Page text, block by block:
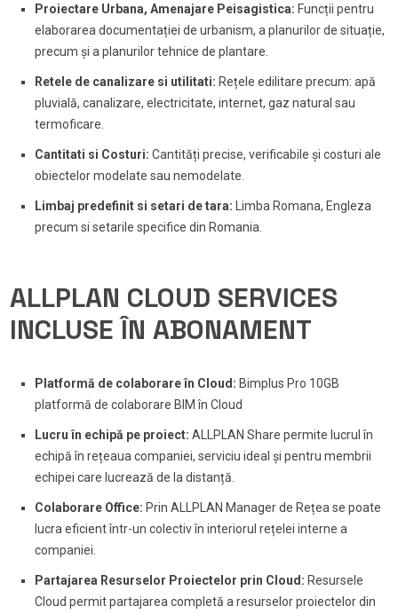
Proiectare Urbana, Amenajare Peisagistica: Funcții pentru
elaborarea documentației de urbanism, a planurilor de situație,
precum și a planurilor tehnice de plantare.
Retele de canalizare si utilitati: Rețele edilitare precum: apă
pluvială, canalizare, electricitate, internet, gaz natural sau
termoficare.
Cantitati si Costuri: Cantități precise, verificabile și costuri ale
obiectelor modelate sau nemodelate.
Limbaj predefinit si setari de tara: Limba Romana, Engleza
precum si setarile specifice din Romania.
ALLPLAN CLOUD SERVICES
INCLUSE ÎN ABONAMENT
Platformă de colaborare în Cloud: Bimplus Pro 10GB
platformă de colaborare BIM în Cloud
Lucru în echipă pe proiect: ALLPLAN Share permite lucrul în
echipă în rețeaua companiei, serviciu ideal și pentru membrii
echipei care lucrează de la distanță.
Colaborare Office: Prin ALLPLAN Manager de Rețea se poate
lucra eficient într-un colectiv în interiorul rețelei interne a
companiei.
Partajarea Resurselor Proiectelor prin Cloud: Resursele
Cloud permit partajarea completă a resurselor proiectelor din